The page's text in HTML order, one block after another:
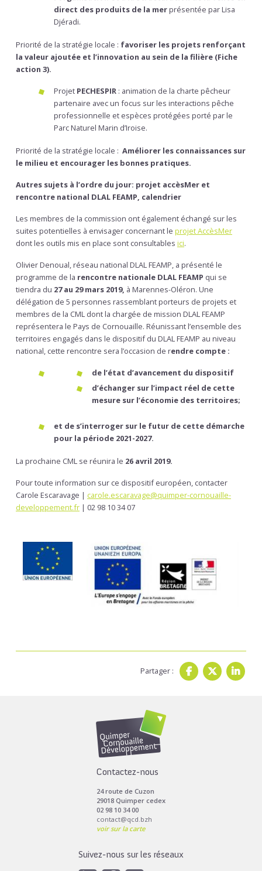
direct des produits de la mer présentée par Lisa
Djéradi.
Priorité de la stratégie locale : favoriser les projets renforçant
la valeur ajoutée et l’innovation au sein de la filière (Fiche
action 3).
Projet PECHESPIR : animation de la charte pêcheur
partenaire avec un focus sur les interactions pêche
professionnelle et espèces protégées porté par le
Parc Naturel Marin d’Iroise.
Priorité de la stratégie locale : Améliorer les connaissances sur
le milieu et encourager les bonnes pratiques.
Autres sujets à l’ordre du jour: projet accèsMer et
rencontre national DLAL FEAMP, calendrier
Les membres de la commission ont également échangé sur les
suites potentielles à envisager concernant le projet AccèsMer
dont les outils mis en place sont consultables ici.
Olivier Denoual, réseau national DLAL FEAMP, a présenté le
programme de la rencontre nationale DLAL FEAMP qui se
tiendra du 27 au 29 mars 2019, à Marennes-Oléron. Une
délégation de 5 personnes rassemblant porteurs de projets et
membres de la CML dont la chargée de mission DLAL FEAMP
représentera le Pays de Cornouaille. Réunissant l’ensemble des
territoires engagés dans le dispositif du DLAL FEAMP au niveau
national, cette rencontre sera l’occasion de rendre compte :
de l’état d’avancement du dispositif
d’échanger sur l’impact réel de cette
mesure sur l’économie des territoires;
et de s’interroger sur le futur de cette démarche
pour la période 2021-2027.
La prochaine CML se réunira le 26 avril 2019.
Pour toute information sur ce dispositif européen, contacter
Carole Escaravage | carole.escaravage@quimper-cornouaille-
developpement.fr | 02 98 10 34 07
Partager :
Contactez-nous
24 route de Cuzon
29018 Quimper cedex
02 98 10 34 00
contact@qcd.bzh
voir sur la carte
Suivez-nous sur les réseaux